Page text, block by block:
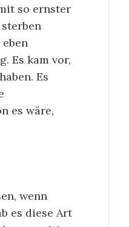
so ernster
Es kam vor,
Es
es wäre,
wenn
es diese Art